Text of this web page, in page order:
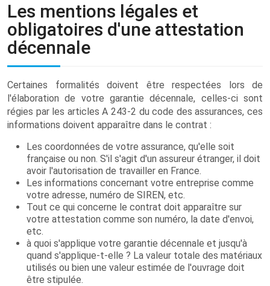
Les mentions légales et
obligatoires d'une attestation
décennale
Certaines formalités doivent être respectées lors de
l'élaboration de votre garantie décennale, celles-ci sont
régies par les articles A 243-2 du code des assurances, ces
informations doivent apparaître dans le contrat :
Les coordonnées de votre assurance, qu'elle soit
française ou non. S'il s'agit d'un assureur étranger, il doit
avoir l'autorisation de travailler en France.
Les informations concernant votre entreprise comme
votre adresse, numéro de SIREN, etc.
Tout ce qui concerne le contrat doit apparaître sur
votre attestation comme son numéro, la date d'envoi,
etc.
à quoi s'applique votre garantie décennale et jusqu'à
quand s'applique-t-elle ? La valeur totale des matériaux
utilisés ou bien une valeur estimée de l'ouvrage doit
être stipulée.